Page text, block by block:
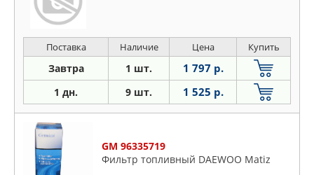
Поставка Наличие Цена Купить
Завтра 1 шт. 1 797 р.
1 дн. 9 шт. 1 525 р.
GM 96335719
Фильтр топливный DAEWOO Matiz